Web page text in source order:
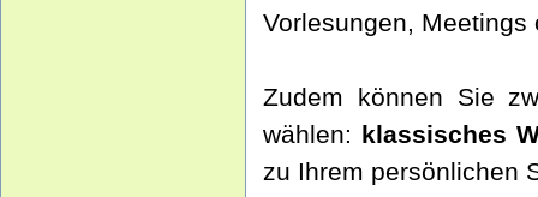
Vorlesungen,
Zudem können Sie
wählen: klassisches
zu Ihrem persönlichen